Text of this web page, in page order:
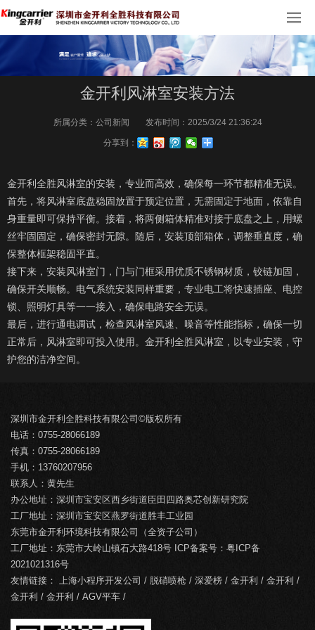
金开利风淋室安装方法
所属分类： 公司新闻 发布时间： 2025/3/24 21:36:24
分享到：
金开利全胜风淋室的安装，专业而高效，确保每一环节都精准无误。
首先，将风淋室底盘稳固放置于预定位置，无需固定于地面，依靠自
身重量即可保持平衡。接着，将两侧箱体精准对接于底盘之上，用螺
丝牢固固定，确保密封无隙。随后，安装顶部箱体，调整垂直度，确
保整体框架稳固平直。
接下来，安装风淋室门，门与门框采用优质不锈钢材质，铰链加固，
确保开关顺畅。电气系统安装同样重要，专业电工将快速插座、电控
锁、照明灯具等一一接入，确保电路安全无误。
最后，进行通电调试，检查风淋室风速、噪音等性能指标，确保一切
正常后，风淋室即可投入使用。金开利全胜风淋室，以专业安装，守
护您的洁净空间。
深圳市金开利全胜科技有限公司©版权所有
电话：0755-28066189
传真：0755-28066189
手机：13760207956
联系人：黄先生
办公地址：深圳市宝安区西乡街道臣田四路奥芯创新研究院
工厂地址：深圳市宝安区燕罗街道胜丰工业园
东莞市金开利环境科技有限公司（全资子公司）
工厂地址：东莞市大岭山镇石大路418号 ICP备案号： 粤ICP备
2021021316号
友情链接： 上海小程序开发公司 / 脱硝喷枪 / 深爱榜 / 金开利 / 金开利 /
金开利 / 金开利 / AGV平车 /